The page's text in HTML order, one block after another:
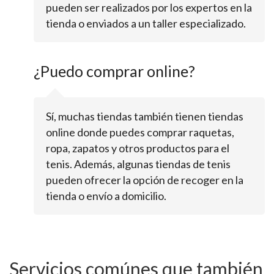
pueden ser realizados por los expertos en la
tienda o enviados a un taller especializado.
¿Puedo comprar online?
Sí, muchas tiendas también tienen tiendas
online donde puedes comprar raquetas,
ropa, zapatos y otros productos para el
tenis. Además, algunas tiendas de tenis
pueden ofrecer la opción de recoger en la
tienda o envío a domicilio.
Servicios comúnes que también